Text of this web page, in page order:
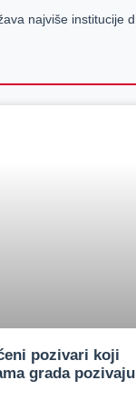
pozivari koji
grada pozivaju